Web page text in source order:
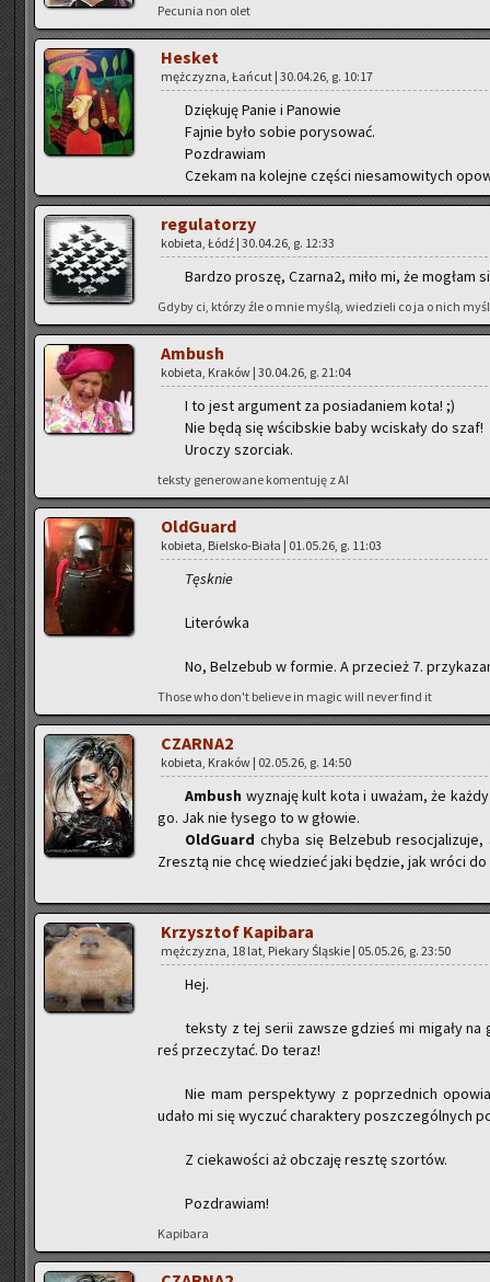
Pe­cu­nia non olet
He­sket
męż­czy­zna, Łań­cut | 30.04.26, g. 10:17
Dzię­ku­ję Panie i Pa­no­wie
Faj­nie było sobie po­ry­so­wać.
Po­zdra­wiam
Cze­kam na ko­lej­ne czę­ści nie­sa­mo­wi­tych
re­gu­la­to­rzy
ko­bie­ta, Łódź | 30.04.26, g. 12:33
Bar­dzo pro­szę, Czar­na2, miło mi, że mo­głam
Gdyby ci, któ­rzy źle o mnie myślą, wie­dzie­li co ja o nich
Am­bush
ko­bie­ta, Kra­ków | 30.04.26, g. 21:04
I to jest ar­gu­ment za po­sia­da­niem kota! ;)
Nie będą się wścib­skie baby wci­ska­ły do szaf!
Uro­czy szor­ciak.
tek­sty ge­ne­ro­wa­ne ko­men­tu­ję z AI
Old­Gu­ard
ko­bie­ta, Biel­sko-Bia­ła | 01.05.26, g. 11:03
Tę­sk­nie
Li­te­rów­ka
No, Bel­ze­bub w for­mie. A prze­cież 7.
Those who don't be­lie­ve in magic will never find it
CZAR­NA2
ko­bie­ta, Kra­ków | 02.05.26, g. 14:50
Am­bush wy­zna­ję kult kota i uwa­żam, że
go. Jak nie ły­se­go to w gło­wie.
Old­Gu­ard chyba się Bel­ze­bub
Zresz­tą nie chcę wie­dzieć jaki bę­dzie, jak wróci
Krzysz­tof Ka­pi­ba­ra
męż­czy­zna, 18 lat, Pie­ka­ry Ślą­skie | 05.05.26, g. 23:50
Hej.
tek­sty z tej serii za­wsze gdzieś mi mi­ga­ły
reś prze­czy­tać. Do teraz!
Nie mam per­spek­ty­wy z po­przed­nich
udało mi się wy­czuć cha­rak­te­ry po­szcze­gól­nych
Z cie­ka­wo­ści aż ob­cza­ję resz­tę szor­tów.
Po­zdra­wiam!
Ka­pi­ba­ra